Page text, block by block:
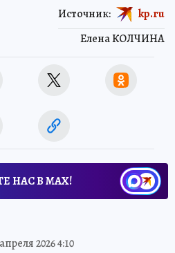
Елена КОЛЧИНА
Источник: kp.ru
НАС В МАХ!
2026 4:10